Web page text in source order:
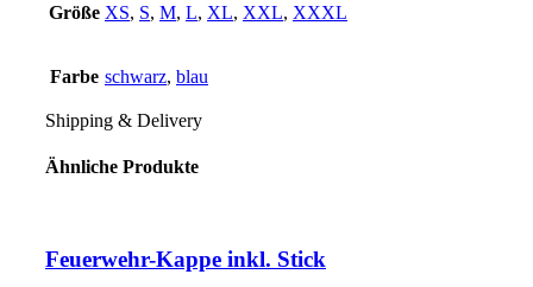
Größe XS, S, M, L, XL, XXL, XXXL
Farbe schwarz, blau
Shipping & Delivery
Ähnliche Produkte
Feuerwehr-Kappe inkl. Stick